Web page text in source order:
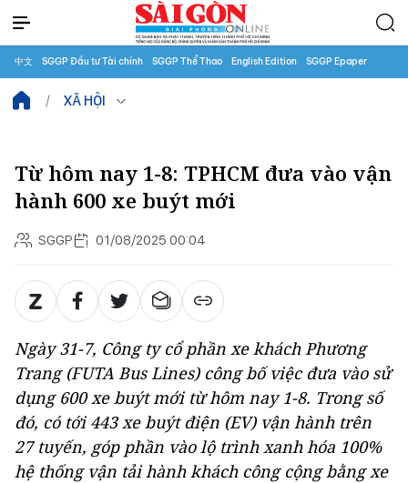
中文 SGGP Đầu tư Tài chính SGGP Thể Thao English Edition SGGP Epaper
XÃ HỘI
Từ hôm nay 1-8: TPHCM đưa vào vận
hành 600 xe buýt mới
SGGP 01/08/2025 00:04
Ngày 31-7, Công ty cổ phần xe khách Phương
Trang (FUTA Bus Lines) công bố việc đưa vào sử
dụng 600 xe buýt mới từ hôm nay 1-8. Trong số
đó, có tới 443 xe buýt điện (EV) vận hành trên
27 tuyến, góp phần vào lộ trình xanh hóa 100%
hệ thống vận tải hành khách công cộng bằng xe